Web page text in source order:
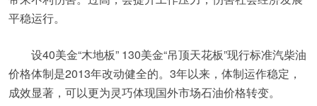
平稳运行。
设40美金“木地板” 130美金“吊顶天花板”现行标准汽柴油
价格体制是2013年改动健全的。3年以来，体制运作稳定，
成效显著，可以更为灵巧体现国外市场石油价格转变。